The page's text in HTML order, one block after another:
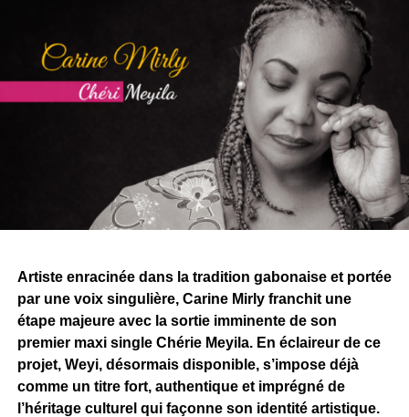
Artiste enracinée dans la tradition gabonaise et portée
par une voix singulière, Carine Mirly franchit une
étape majeure avec la sortie imminente de son
premier maxi single Chérie Meyila. En éclaireur de ce
projet, Weyi, désormais disponible, s’impose déjà
comme un titre fort, authentique et imprégné de
l’héritage culturel qui façonne son identité artistique.